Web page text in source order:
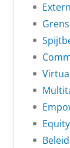
Equity
Beleid